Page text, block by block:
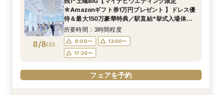
8/7(金)
17:30〜
電話予約のみ
8/7(金)
電話予約のみ
8/7(金)
17:30〜
電話予約のみ
8/8(土)
☆Amazonギフト券1万円プレゼント 】ドレス優
待＆最大150万豪華特典／駅直結*挙式入場体験×
選べる2つの会場見学
所要時間：3時間程度
9:00〜
13:00〜
17:30〜
フェアを予約